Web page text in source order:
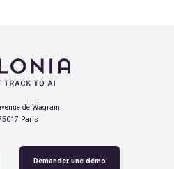
de Wagram
Paris
Demander une démo